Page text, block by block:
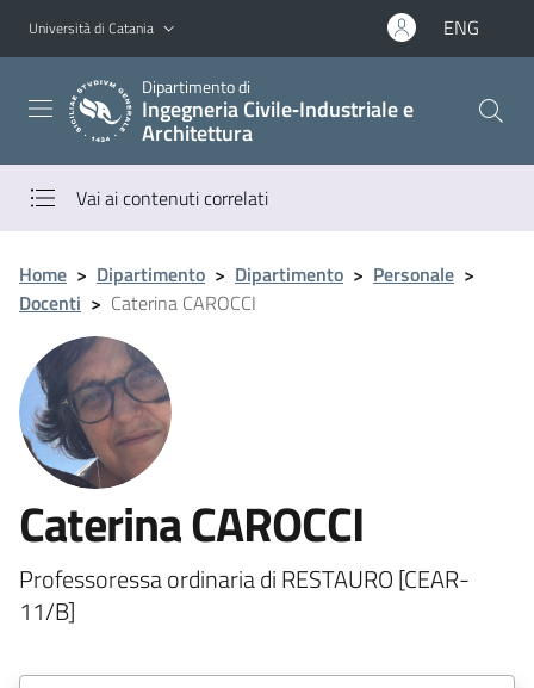
Vai al contenuto principale
Vai al menu di navigazione
Università di Catania ENG
Dipartimento di
Ingegneria Civile‑Industriale e
Architettura
Vai ai contenuti correlati
Home > Dipartimento > Dipartimento > Personale >
Docenti > Caterina CAROCCI
Caterina CAROCCI
Professoressa ordinaria di RESTAURO [CEAR-
11/B]